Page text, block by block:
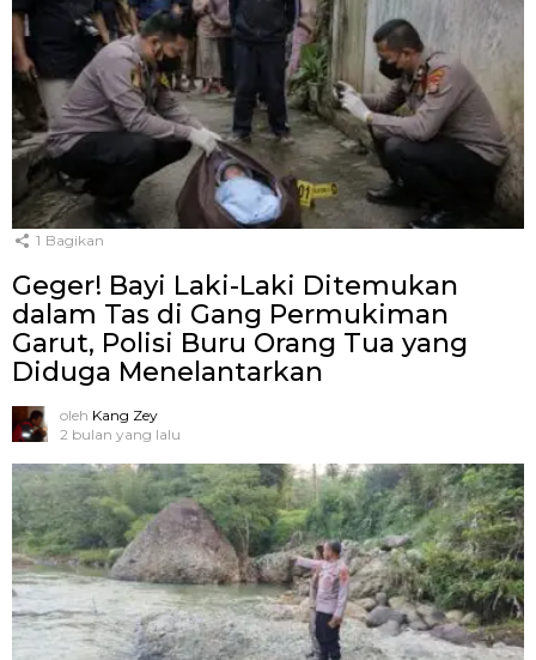
1 Bagikan
Geger! Bayi Laki-Laki Ditemukan
dalam Tas di Gang Permukiman
Garut, Polisi Buru Orang Tua yang
Diduga Menelantarkan
oleh Kang Zey
2 bulan yang lalu